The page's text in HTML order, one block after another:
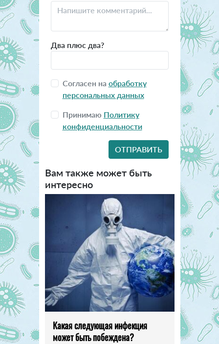
Два плюс два?
Согласен на обработку
персональных данных
Принимаю Политику
конфиденциальности
Вам также может быть
интересно
Какая следующая инфекция
может быть побеждена?